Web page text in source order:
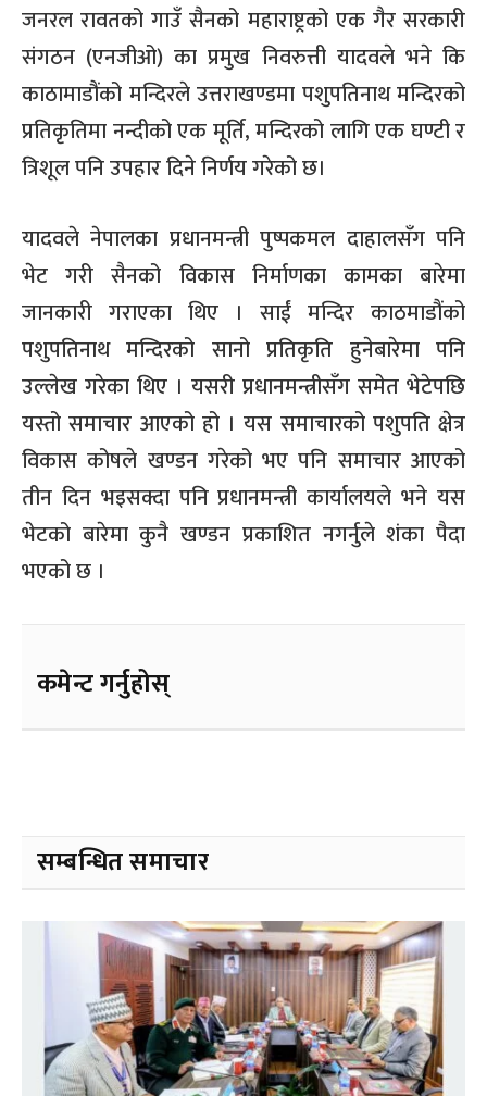
जनरल रावतको गाउँ सैनको महाराष्ट्रको एक गैर सरकारी
संगठन (एनजीओ)का प्रमुख निवरुत्ती यादवले भने कि
काठामाडौंको मन्दिरले उत्तराखण्डमा पशुपतिनाथ मन्दिरको
प्रतिकृतिमा नन्दीको एक मूर्ति,मन्दिरको लागि एक घण्टी र
त्रिशूल पनि उपहार दिने निर्णय गरेको छ।
यादवले नेपालका प्रधानमन्त्री पुष्पकमल दाहालसँग पनि
भेट गरी सैनको विकास निर्माणका कामका बारेमा
जानकारी गराएका थिए । साईं मन्दिर काठमाडौंको
पशुपतिनाथ मन्दिरको सानो प्रतिकृति हुनेबारेमा पनि
उल्लेख गरेका थिए । यसरी प्रधानमन्त्रीसँग समेत भेटेपछि
यस्तो समाचार आएको हो । यस समाचारको पशुपति क्षेत्र
विकास कोषले खण्डन गरेको भए पनि समाचार आएको
तीन दिन भइसक्दा पनि प्रधानमन्त्री कार्यालयले भने यस
भेटको बारेमा कुनै खण्डन प्रकाशित नगर्नुले शंका पैदा
भएको छ ।
कमेन्ट गर्नुहोस्
सम्बन्धित समाचार